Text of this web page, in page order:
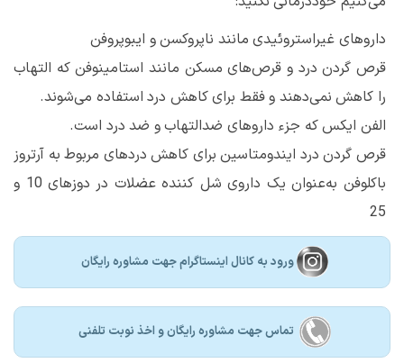
دارو‌های غیراستروئیدی مانند ناپروکسن و ایبوپروفن
قرص گردن درد و قرص‌های مسکن مانند استامینوفن که التهاب
را کاهش نمی‌دهند و فقط برای کاهش درد استفاده می‌شوند.
الفن ایکس که جزء داروهای ضدالتهاب و ضد درد است.
قرص گردن درد ایندومتاسین برای کاهش دردهای مربوط به آرتروز
باکلوفن به‌عنوان یک داروی شل کننده عضلات در دوزهای 10 و
25
ورود به کانال اینستاگرام جهت مشاوره رایگان
تماس جهت مشاوره رايگان و اخذ نوبت تلفنی